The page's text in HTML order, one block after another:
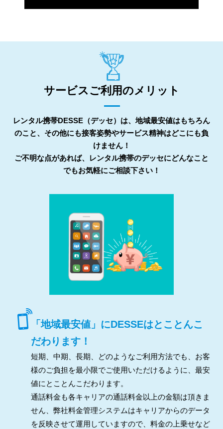
サービスご利用のメリット
レンタル携帯DESSE（デッセ）は、地域最安値はもちろん
のこと、その他にも接客姿勢やサービス精神はどこにも負
けません！
ご不明な点があれば、レンタル携帯のデッセにどんなこと
でもお気軽にご相談下さい！
「地域最安値」にDESSEはとことんこ
だわります！
短期、中期、長期、どのようなご利用方法でも、お客
様のご負担を最小限でご使用いただけるように、最安
値にとことんこだわります。
通話料金も各キャリアの通話料金以上の金額は頂きま
せん、弊社料金管理システムはキャリアからのデータ
を反映させて運用していますので、料金の上乗せなど